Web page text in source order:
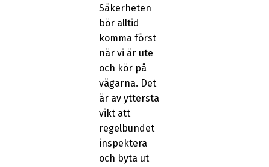
Säkerheten
bör alltid
komma först
när vi är ute
och kör på
vägarna. Det
är av yttersta
vikt att
regelbundet
inspektera
och byta ut